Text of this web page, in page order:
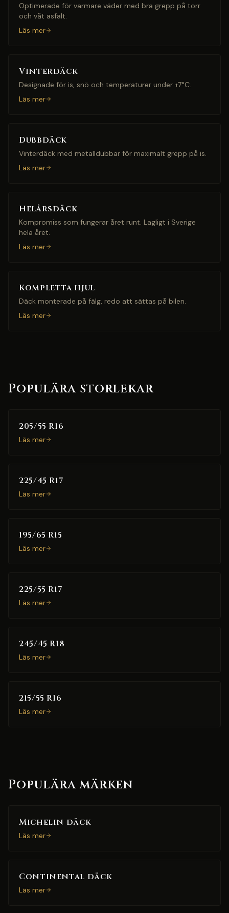
Optimerade för varmare väder med bra grepp på torr
och våt asfalt.
Läs mer
Vinterdäck
Designade för is, snö och temperaturer under +7°C.
Läs mer
Dubbdäck
Vinterdäck med metalldubbar för maximalt grepp på is.
Läs mer
Helårsdäck
Kompromiss som fungerar året runt. Lagligt i Sverige
hela året.
Läs mer
Kompletta hjul
Däck monterade på fälg, redo att sättas på bilen.
Läs mer
Populära storlekar
205/55 R16
Läs mer
225/45 R17
Läs mer
195/65 R15
Läs mer
225/55 R17
Läs mer
245/45 R18
Läs mer
215/55 R16
Läs mer
Populära märken
Michelin däck
Läs mer
Continental däck
Läs mer